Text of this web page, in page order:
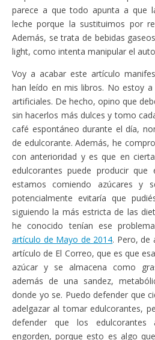
parece a que todo apunta a que
leche porque la sustituimos por
Además, se trata de bebidas
light, como intenta manipular el
Voy a acabar este artículo
han leído en mis libros. No estoy
artificiales. De hecho, opino que
sin hacerlos más dulces y tomo
café espontáneo durante el día,
de edulcorante. Además, he
con anterioridad y es que en
edulcorantes puede producir que
estamos comiendo azúcares y
potencialmente evitaría que
siguiendo la más estricta de las
he conocido tenían ese
artículo de Mayo de 2014. Pero, de
artículo de El Correo, que es que
azúcar y se almacena como
además de una sandez,
donde yo se. Puedo defender que
adelgazar al tomar edulcorantes,
defender que los
engorden, porque esto es algo